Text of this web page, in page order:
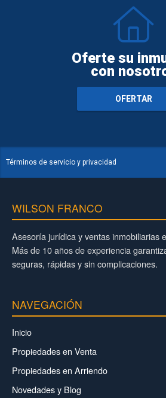
Oferte su
con
OFERTAR
Términos de servicio y privacidad
WILSON FRANCO
Asesoría jurídica y ventas inmobiliarias
Más de 10 años de experiencia
seguras, rápidas y sin complicaciones.
NAVEGACIÓN
Inicio
Propiedades en Venta
Propiedades en Arriendo
Novedades y Blog